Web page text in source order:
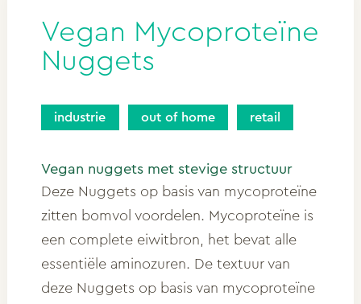
Vegan Mycoproteïne
Nuggets
industrie out of home retail
Vegan nuggets met stevige structuur
Deze Nuggets op basis van mycoproteïne
zitten bomvol voordelen. Mycoproteïne is
een complete eiwitbron, het bevat alle
essentiële aminozuren. De textuur van
deze Nuggets op basis van mycoproteïne